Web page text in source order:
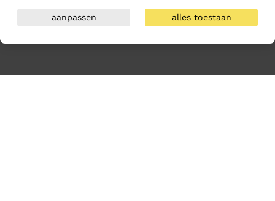
aanpassen alles toestaan